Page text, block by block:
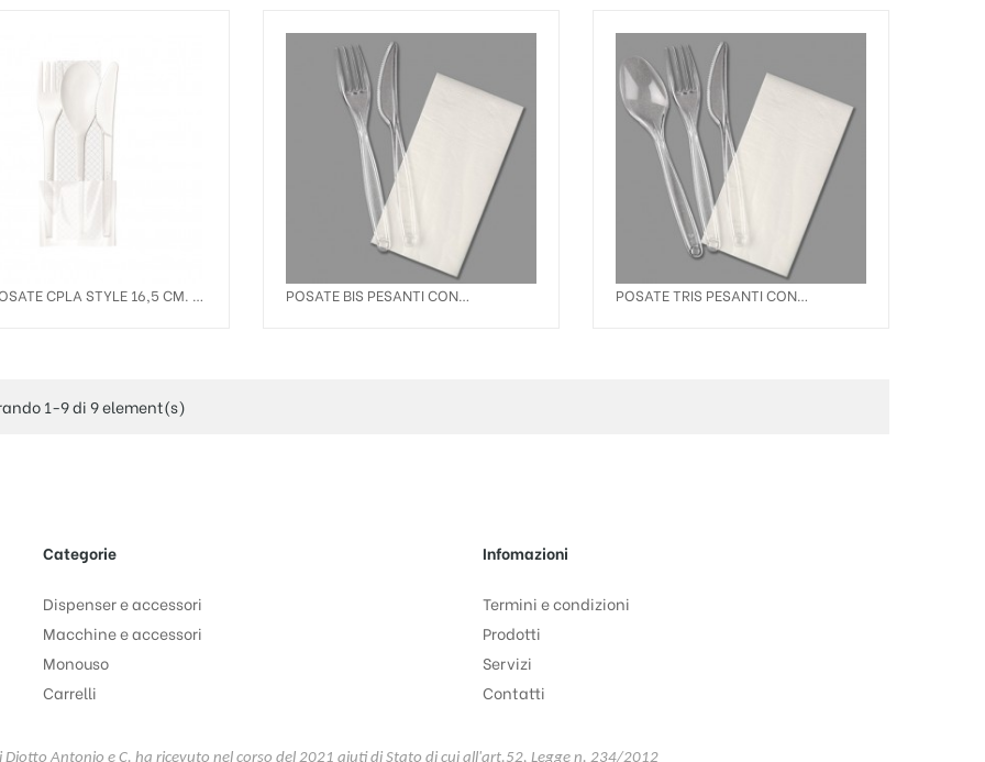
CPLA STYLE 16,5 CM. +
POSATE BIS PESANTI CON
POSATE TRIS PESANTI CON
1-9 di 9 element(s)
Categorie
Dispenser e accessori
Macchine e accessori
Monouso
Carrelli
Infomazioni
Termini e condizioni
Prodotti
Servizi
Contatti
Diotto Antonio e C. ha ricevuto nel corso del 2021 aiuti di Stato di cui all'art.52, Legge n. 234/2012